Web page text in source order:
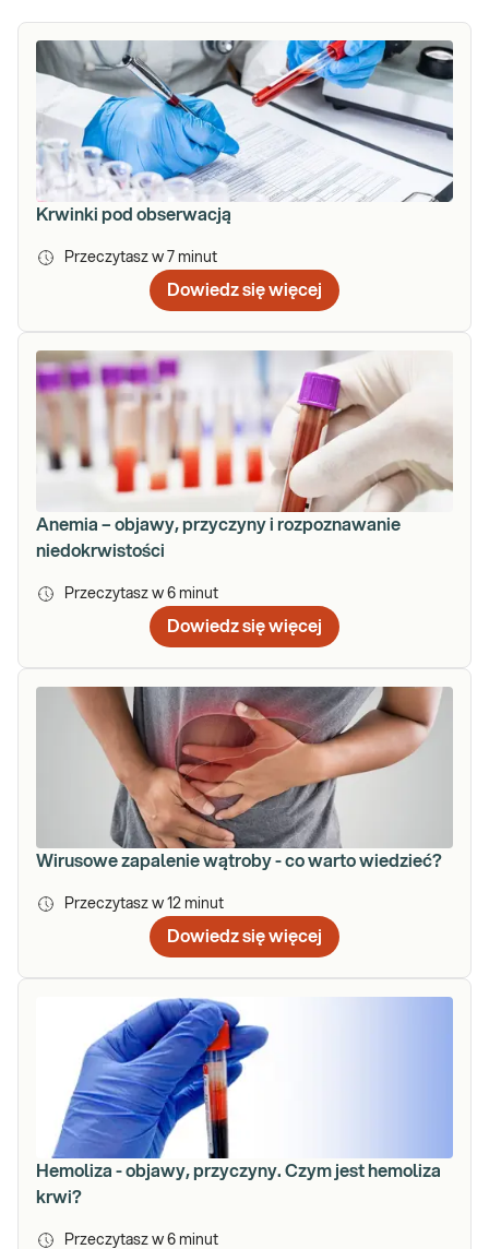
Krwinki pod obserwacją
Przeczytasz w 7 minut
Dowiedz się więcej
Anemia – objawy, przyczyny i rozpoznawanie
niedokrwistości
Przeczytasz w 6 minut
Dowiedz się więcej
Wirusowe zapalenie wątroby - co warto wiedzieć?
Przeczytasz w 12 minut
Dowiedz się więcej
Hemoliza - objawy, przyczyny. Czym jest hemoliza
krwi?
Przeczytasz w 6 minut